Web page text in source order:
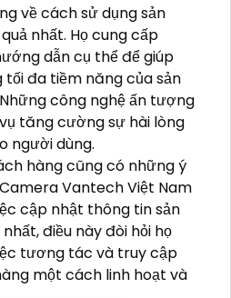
về cách sử dụng sản
nhất. Họ cung cấp
dẫn cụ thể để giúp
đa tiềm năng của sản
công nghệ ấn tượng
tăng cường sự hài lòng
người dùng.
hàng cũng có những ý
Vantech Việt Nam
cập nhật thông tin sản
điều này đòi hỏi họ
tương tác và truy cập
một cách linh hoạt và